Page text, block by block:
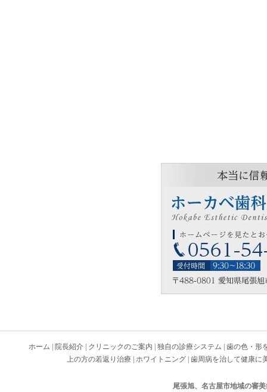
ホーム 院長紹介 クリニックのご案内 独自の診療システム
歯の色・形
上の方の若返り治療
ホワイトニング 歯周病を治して健康に
尾張旭、名古屋市地域の審